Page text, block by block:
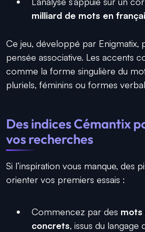
milliard de mots en
Ce jeu, développé par Enigmatix,
pensée associative. Les accents
comme la forme singulière du
pluriels, féminins ou formes
Des indices Cémantix
vos recherches
Si l’inspiration vous manque, des
orienter vos premiers essais :
Commencez par des mots
concrets, issus du langage